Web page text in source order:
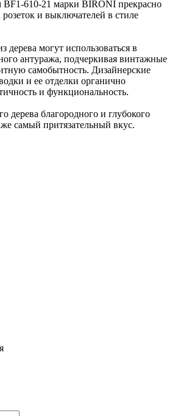
610-21 марки BIRONI прекрасно
и выключателей в стиле
дерева могут использоваться в
антуража, подчеркивая винтажные
самобытность. Дизайнерские
и ее отделки органично
и функциональность.
дерева благородного и глубокого
самый притязательный вкус.